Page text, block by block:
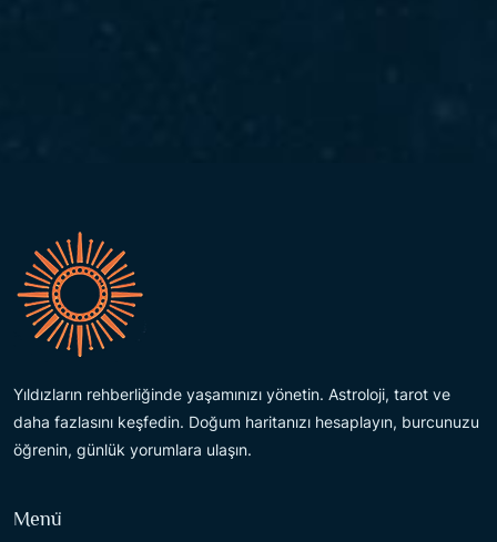
Yıldızların rehberliğinde yaşamınızı yönetin. Astroloji, tarot ve
daha fazlasını keşfedin. Doğum haritanızı hesaplayın, burcunuzu
öğrenin, günlük yorumlara ulaşın.
Menü